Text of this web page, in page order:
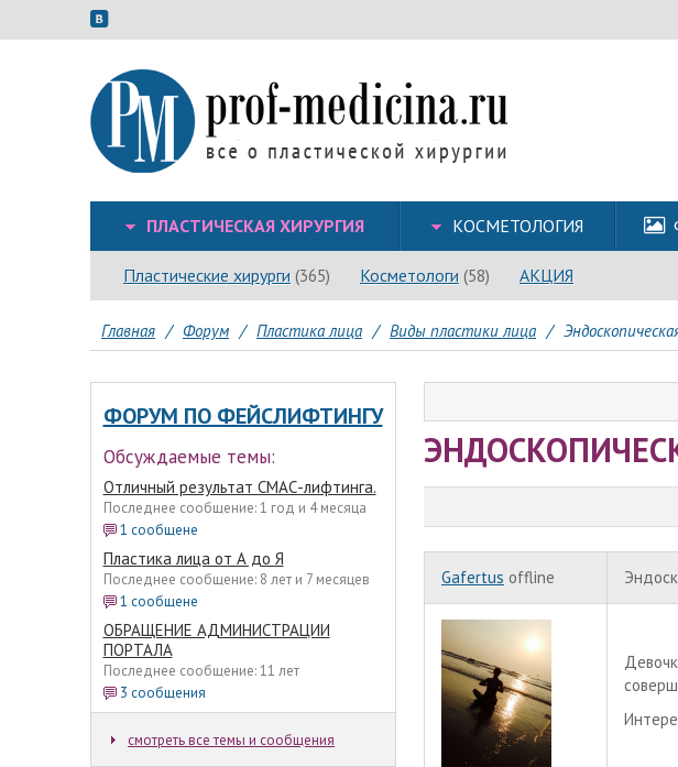
ПЛАСТИЧЕСКАЯ ХИРУРГИЯ КОСМЕТОЛОГИЯ
Пластические хирурги (365) Косметологи (58) АКЦИЯ
Главная / Форум / Пластика лица / Виды пластики лица /
ФОРУМ ПО ФЕЙСЛИФТИНГУ
Обсуждаемые темы:
Отличный результат СМАС-лифтинга.
Последнее сообщение: 1 год и 4 месяца
1 сообщене
Пластика лица от А до Я
Последнее сообщение: 8 лет и 7 месяцев
1 сообщене
ОБРАЩЕНИЕ АДМИНИСТРАЦИИ
ПОРТАЛА
Последнее сообщение: 11 лет
3 сообщения
смотреть все темы и сообщения
Gafertus offline